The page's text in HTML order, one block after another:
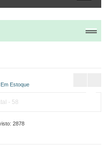
Em Estoque
2878